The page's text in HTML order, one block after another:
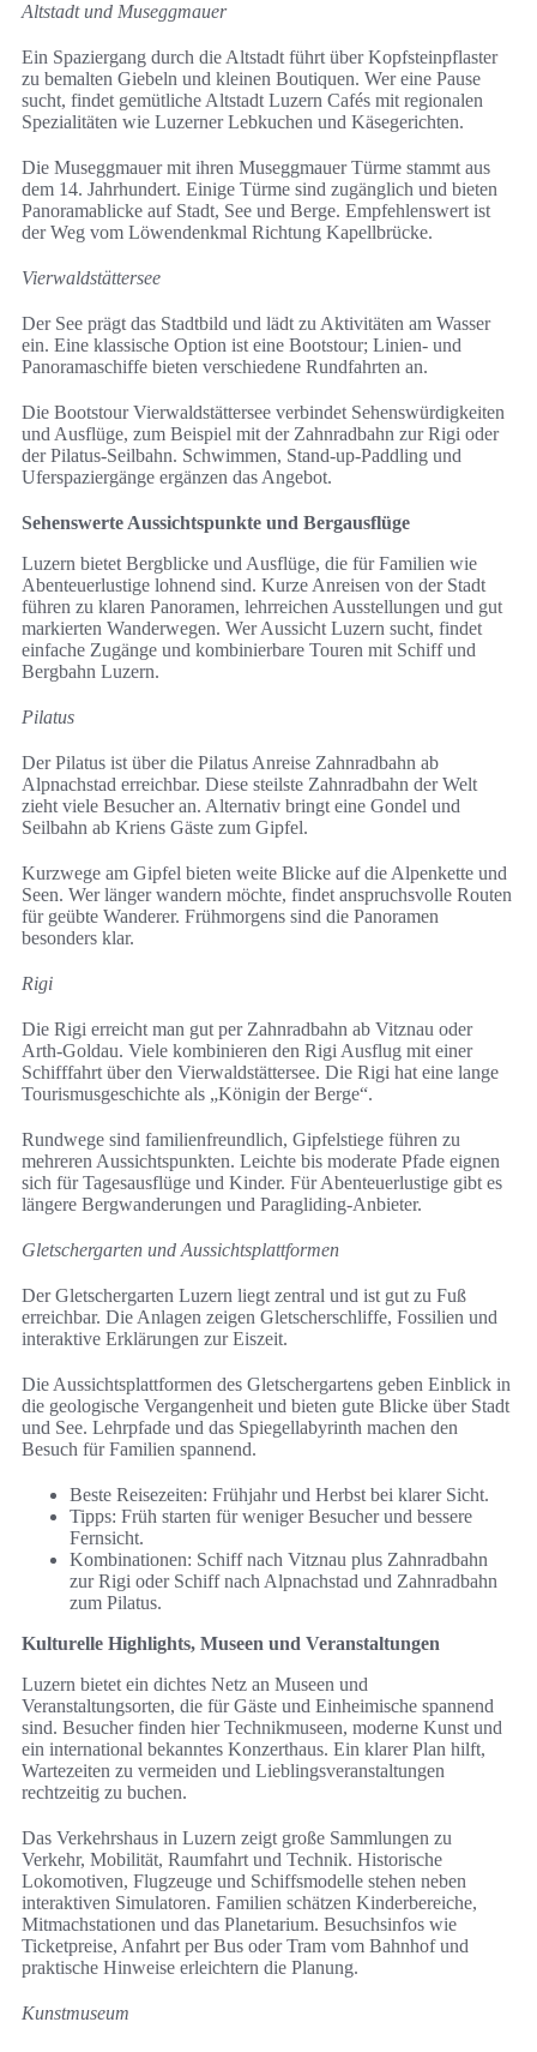
Altstadt und Museggmauer
Ein Spaziergang durch die Altstadt führt über Kopfsteinpflaster
zu bemalten Giebeln und kleinen Boutiquen. Wer eine Pause
sucht, findet gemütliche Altstadt Luzern Cafés mit regionalen
Spezialitäten wie Luzerner Lebkuchen und Käsegerichten.
Die Museggmauer mit ihren Museggmauer Türme stammt aus
dem 14. Jahrhundert. Einige Türme sind zugänglich und bieten
Panoramablicke auf Stadt, See und Berge. Empfehlenswert ist
der Weg vom Löwendenkmal Richtung Kapellbrücke.
Vierwaldstättersee
Der See prägt das Stadtbild und lädt zu Aktivitäten am Wasser
ein. Eine klassische Option ist eine Bootstour; Linien- und
Panoramaschiffe bieten verschiedene Rundfahrten an.
Die Bootstour Vierwaldstättersee verbindet Sehenswürdigkeiten
und Ausflüge, zum Beispiel mit der Zahnradbahn zur Rigi oder
der Pilatus-Seilbahn. Schwimmen, Stand-up-Paddling und
Uferspaziergänge ergänzen das Angebot.
Sehenswerte Aussichtspunkte und Bergausflüge
Luzern bietet Bergblicke und Ausflüge, die für Familien wie
Abenteuerlustige lohnend sind. Kurze Anreisen von der Stadt
führen zu klaren Panoramen, lehrreichen Ausstellungen und gut
markierten Wanderwegen. Wer Aussicht Luzern sucht, findet
einfache Zugänge und kombinierbare Touren mit Schiff und
Bergbahn Luzern.
Pilatus
Der Pilatus ist über die Pilatus Anreise Zahnradbahn ab
Alpnachstad erreichbar. Diese steilste Zahnradbahn der Welt
zieht viele Besucher an. Alternativ bringt eine Gondel und
Seilbahn ab Kriens Gäste zum Gipfel.
Kurzwege am Gipfel bieten weite Blicke auf die Alpenkette und
Seen. Wer länger wandern möchte, findet anspruchsvolle Routen
für geübte Wanderer. Frühmorgens sind die Panoramen
besonders klar.
Rigi
Die Rigi erreicht man gut per Zahnradbahn ab Vitznau oder
Arth-Goldau. Viele kombinieren den Rigi Ausflug mit einer
Schifffahrt über den Vierwaldstättersee. Die Rigi hat eine lange
Tourismusgeschichte als „Königin der Berge“.
Rundwege sind familienfreundlich, Gipfelstiege führen zu
mehreren Aussichtspunkten. Leichte bis moderate Pfade eignen
sich für Tagesausflüge und Kinder. Für Abenteuerlustige gibt es
längere Bergwanderungen und Paragliding-Anbieter.
Gletschergarten und Aussichtsplattformen
Der Gletschergarten Luzern liegt zentral und ist gut zu Fuß
erreichbar. Die Anlagen zeigen Gletscherschliffe, Fossilien und
interaktive Erklärungen zur Eiszeit.
Die Aussichtsplattformen des Gletschergartens geben Einblick in
die geologische Vergangenheit und bieten gute Blicke über Stadt
und See. Lehrpfade und das Spiegellabyrinth machen den
Besuch für Familien spannend.
Beste Reisezeiten: Frühjahr und Herbst bei klarer Sicht.
Tipps: Früh starten für weniger Besucher und bessere
Fernsicht.
Kombinationen: Schiff nach Vitznau plus Zahnradbahn
zur Rigi oder Schiff nach Alpnachstad und Zahnradbahn
zum Pilatus.
Kulturelle Highlights, Museen und Veranstaltungen
Luzern bietet ein dichtes Netz an Museen und
Veranstaltungsorten, die für Gäste und Einheimische spannend
sind. Besucher finden hier Technikmuseen, moderne Kunst und
ein international bekanntes Konzerthaus. Ein klarer Plan hilft,
Wartezeiten zu vermeiden und Lieblingsveranstaltungen
rechtzeitig zu buchen.
Das Verkehrshaus in Luzern zeigt große Sammlungen zu
Verkehr, Mobilität, Raumfahrt und Technik. Historische
Lokomotiven, Flugzeuge und Schiffsmodelle stehen neben
interaktiven Simulatoren. Familien schätzen Kinderbereiche,
Mitmachstationen und das Planetarium. Besuchsinfos wie
Ticketpreise, Anfahrt per Bus oder Tram vom Bahnhof und
praktische Hinweise erleichtern die Planung.
Kunstmuseum